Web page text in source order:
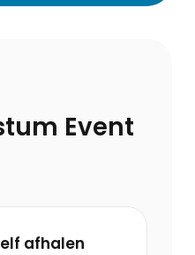
Event
afhalen